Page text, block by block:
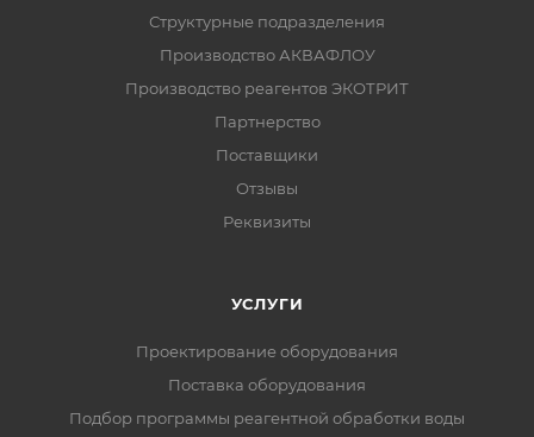
Структурные подразделения
Производство АКВАФЛОУ
Производство реагентов ЭКОТРИТ
Партнерство
Поставщики
Отзывы
Реквизиты
УСЛУГИ
Проектирование оборудования
Поставка оборудования
Подбор программы реагентной обработки воды